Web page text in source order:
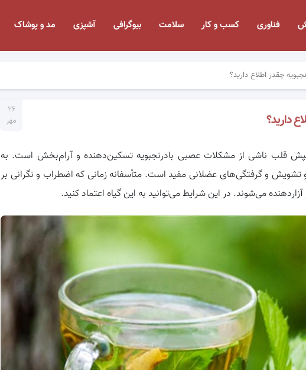
فناوری کسب و کار سلامت بیوگرافی آشپزی مد و پوشاک
چقدر اطلاع دارید؟
۲۶
مهر
دارید؟
تپش قلب ناشی از مشکلات عصبی بادرنجبویه تسکین‌دهنده و آرام‌بخش است. به
تشویش و گرفتگی‌های عضلانی مفید است. متأسفانه زمانی که اضطراب و نگرانی بر
می‌شوند. در این شرایط می‌توانید به این گیاه اعتماد کنید.